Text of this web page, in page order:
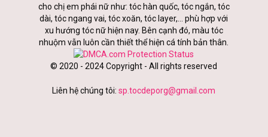
cho chị em phái nữ như: tóc hàn quốc, tóc ngắn, tóc
dài, tóc ngang vai, tóc xoăn, tóc layer,... phù hợp với
xu hướng tóc nữ hiện nay. Bên cạnh đó, màu tóc
nhuộm vẫn luôn cần thiết thể hiện cá tính bản thân.
© 2020 - 2024 Copyright - All rights reserved
Liên hệ chúng tôi:sp.tocdeporg@gmail.com